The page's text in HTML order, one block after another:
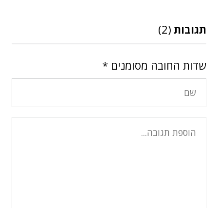
תגובות (2)
שדות החובה מסומנים *